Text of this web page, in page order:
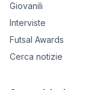
Giovanili
Interviste
Futsal Awards
Cerca notizie